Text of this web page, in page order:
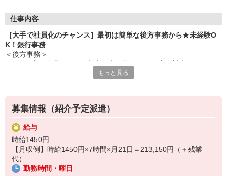
■昇給制度あり
■働きやすい環境です
仕事内容
［大手で社員化のチャンス］最初は簡単な後方事務から★未経験O
K！銀行事務
＜後方事務＞
もっと見る
募集情報（紹介予定派遣）
給与
時給1450円
【月収例】時給1450円×7時間×月21日＝213,150円（＋残業
代）
勤務時間・曜日